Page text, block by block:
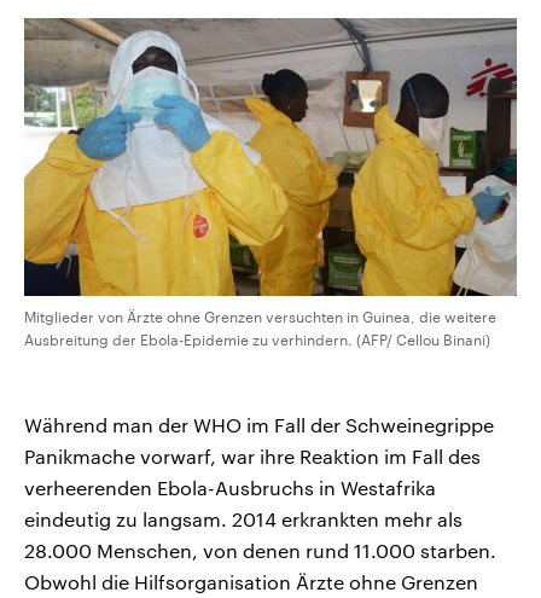
Mitglieder von Ärzte ohne Grenzen versuchten in Guinea, die weitere
Ausbreitung der Ebola-Epidemie zu verhindern. (AFP/ Cellou Binani)
Während man der WHO im Fall der Schweinegrippe
Panikmache vorwarf, war ihre Reaktion im Fall des
verheerenden Ebola-Ausbruchs in Westafrika
eindeutig zu langsam. 2014 erkrankten mehr als
28.000 Menschen, von denen rund 11.000 starben.
Obwohl die Hilfsorganisation Ärzte ohne Grenzen